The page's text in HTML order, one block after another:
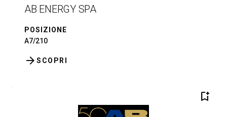
AB ENERGY SPA
POSIZIONE
A7/210
SCOPRI
arrow_forward
bookmark_add